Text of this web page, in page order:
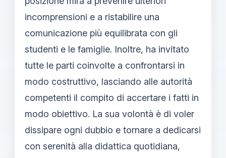
incomprensioni e a ristabilire una
comunicazione più equilibrata con gli
studenti e le famiglie. Inoltre, ha invitato
tutte le parti coinvolte a confrontarsi in
modo costruttivo, lasciando alle autorità
competenti il compito di accertare i fatti in
modo obiettivo. La sua volontà è di voler
dissipare ogni dubbio e tornare a dedicarsi
con serenità alla didattica quotidiana,